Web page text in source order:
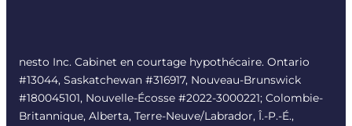
nesto Inc. Cabinet en courtage hypothécaire. Ontario
#13044, Saskatchewan #316917, Nouveau-Brunswick
#180045101, Nouvelle-Écosse #2022-3000221; Colombie-
Britannique, Alberta, Terre-Neuve/Labrador, Î.-P.-É.,